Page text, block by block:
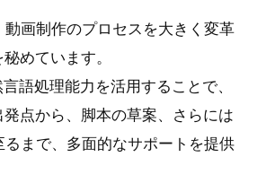
動画制作のプロセスを大きく変革
めています。
語処理能力を活用することで、
発点から、脚本の草案、さらには
るまで、多面的なサポートを提供